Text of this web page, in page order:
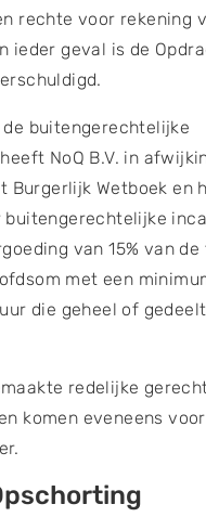
rechte voor rekening
ieder geval is de
de buitengerechtelijke
NoQ B.V. in
Burgerlijk Wetboek en
buitengerechtelijke
van 15% van
met een
die geheel of
redelijke
komen eveneens